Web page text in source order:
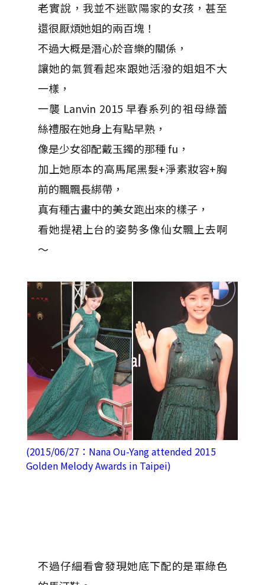
老實說，我並不迷歐陽家的女孩，甚至
還很厭煩她姐的兩百塊！
不過大概是潛心於音樂的關係，
讓她的氣質看起來跟她活潑的姐姐不大
一樣，
一襲 Lanvin 2015 早春系列的祖母綠蕾
絲禮服在她身上有點早熟，
像是少女卻配戴玉鐲的那種 fu，
加上她原本的高馬尾黑髮+淨素妝容+胸
前的飄飄長綁帶，
真有種古畫中的美女跑出來的樣子，
看她提裙上台的姿勢多像仙女飄上去啊
～
(2015/06/27：Nana Ou-Yang attended 2015
Golden Melody Awards in Taipei)
不過仔細看會發現她底下配的是軍綠色